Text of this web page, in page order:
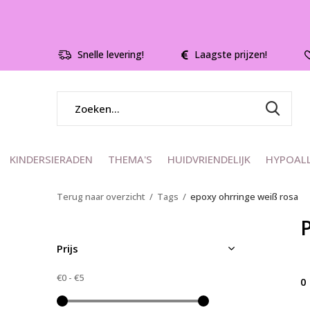
KINDERSIERADEN THEMA'S HUIDVRIENDELIJK
Snelle levering! Laagste prijzen!
Terug naar overzicht Tags epoxy ohrringe weiß rosa
0
Prijs
€0 - €5